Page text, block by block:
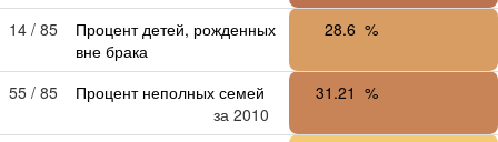
14 / 85
Процент детей, рожденных
вне брака
28.6 %
55 / 85
Процент неполных семей
за 2010
31.21 %